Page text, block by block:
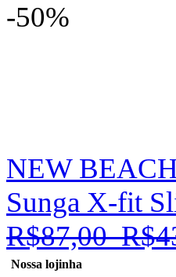
-50%
NEW
Sunga X-fit
R$87,00
Nossa lojinha